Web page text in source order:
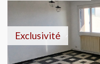
Exclusivité